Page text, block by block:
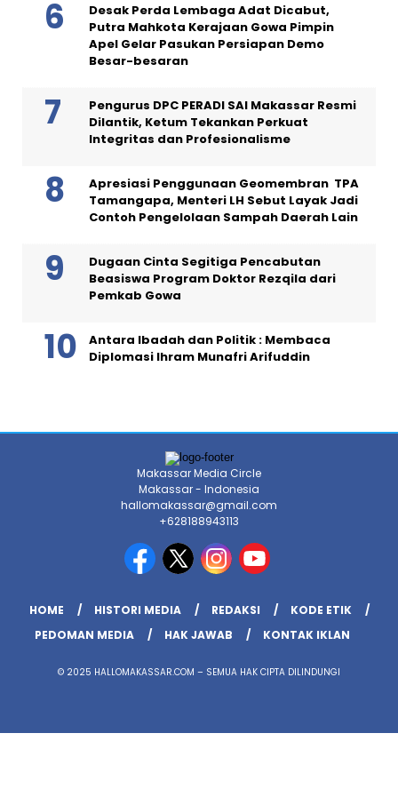
Desak Perda Lembaga Adat Dicabut,
Putra Mahkota Kerajaan Gowa Pimpin
Apel Gelar Pasukan Persiapan Demo
Besar-besaran
Pengurus DPC PERADI SAI Makassar Resmi
Dilantik, Ketum Tekankan Perkuat
Integritas dan Profesionalisme
Apresiasi Penggunaan Geomembran TPA
Tamangapa, Menteri LH Sebut Layak Jadi
Contoh Pengelolaan Sampah Daerah Lain
Dugaan Cinta Segitiga Pencabutan
Beasiswa Program Doktor Rezqila dari
Pemkab Gowa
Antara Ibadah dan Politik : Membaca
Diplomasi Ihram Munafri Arifuddin
Makassar Media Circle
Makassar - Indonesia
hallomakassar@gmail.com
+628188943113
HOME HISTORI MEDIA REDAKSI
KODE ETIK
PEDOMAN MEDIA
HAK JAWAB KONTAK IKLAN
© 2025 HALLOMAKASSAR.COM – SEMUA HAK CIPTA DILINDUNGI